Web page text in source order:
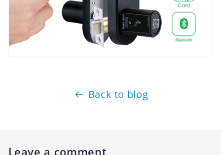
Back to blog
Leave a comment